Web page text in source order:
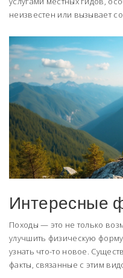
неизвестен или вызывает
Интересные
Походы — это не только
улучшить физическую
узнать что-то новое.
факты, связанные с этим